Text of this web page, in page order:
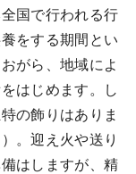
国で行われる行
をする期間とい
がら、地域によ
はじめます。し
の飾りはありま
。迎え火や送り
はしますが、精